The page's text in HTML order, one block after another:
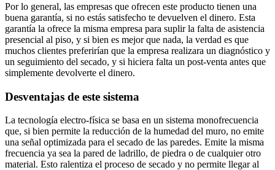
Por lo general, las empresas que ofrecen este producto tienen una
buena garantía, si no estás satisfecho te devuelven el dinero. Esta
garantía la ofrece la misma empresa para suplir la falta de asistencia
presencial al piso, y si bien es mejor que nada, la verdad es que
muchos clientes preferirían que la empresa realizara un diagnóstico y
un seguimiento del secado, y si hiciera falta un post-venta antes que
simplemente devolverte el dinero.
Desventajas de este sistema
La tecnología electro-física se basa en un sistema monofrecuencia
que, si bien permite la reducción de la humedad del muro, no emite
una señal optimizada para el secado de las paredes. Emite la misma
frecuencia ya sea la pared de ladrillo, de piedra o de cualquier otro
material. Esto ralentiza el proceso de secado y no permite llegar al